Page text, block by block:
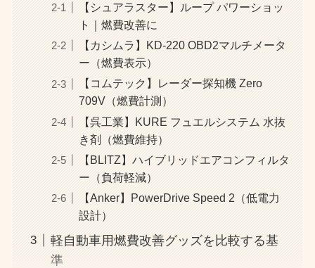
【シュアラスター】ループ パワーショッ
ト｜燃費改善に
【カシムラ】KD-220 OBD2マルチメータ
ー（燃費表示）
【コムテック】レーダー探知機 Zero
709V（燃費計測）
【呉工業】KURE フュエルシステム 水抜
き剤（燃費維持）
【BLITZ】ハイブリッドエアコンフィルタ
ー（負荷軽減）
【Anker】PowerDrive Speed 2（低電力
設計）
軽自動車用燃費改善グッズを比較する基
準